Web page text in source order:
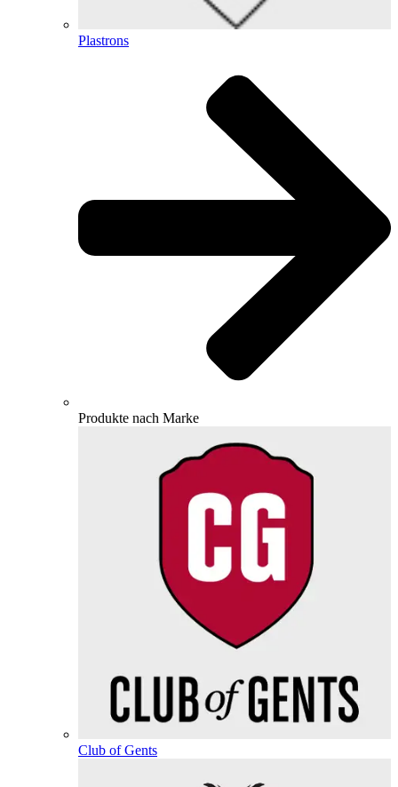
Plastrons
Produkte nach Marke
Club of Gents